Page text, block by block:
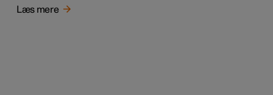
Læs mere